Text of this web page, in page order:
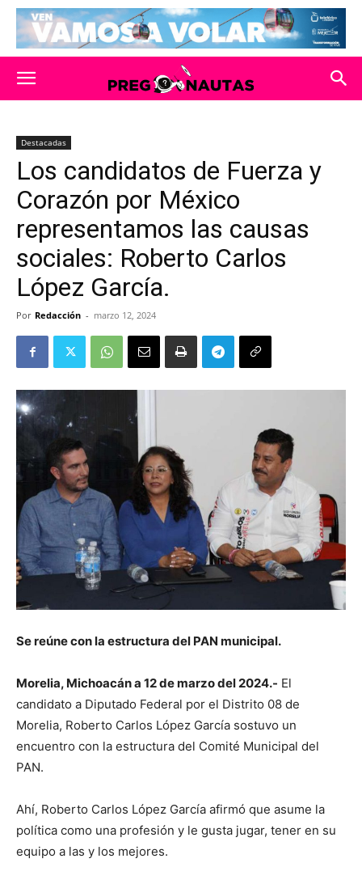
Destacadas
Los candidatos de Fuerza y
Corazón por México
representamos las causas
sociales: Roberto Carlos
López García.
Por Redacción - marzo 12, 2024
Se reúne con la estructura del PAN municipal.
Morelia, Michoacán a 12 de marzo del 2024.- El
candidato a Diputado Federal por el Distrito 08 de
Morelia, Roberto Carlos López García sostuvo un
encuentro con la estructura del Comité Municipal del
PAN.
Ahí, Roberto Carlos López García afirmó que asume la
política como una profesión y le gusta jugar, tener en su
equipo a las y los mejores.